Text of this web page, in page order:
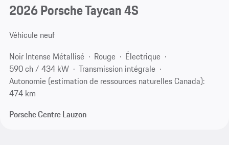
2026 Porsche Taycan 4S
Véhicule neuf
Noir Intense Métallisé
Rouge
Électrique
590 ch / 434 kW
Transmission intégrale
Autonomie (estimation de ressources naturelles Canada):
474 km
Porsche Centre Lauzon